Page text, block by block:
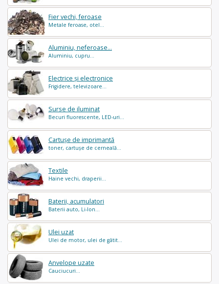
Fier vechi, feroase
Metale feroase, otel...
Aluminiu, neferoase...
Aluminiu, cupru...
Electrice și electronice
Frigidere, televizoare...
Surse de iluminat
Becuri fluorescente, LED-uri...
Cartușe de imprimantă
toner, cartușe de cerneală...
Textile
Haine vechi, draperii...
Baterii, acumulatori
Baterii auto, Li-Ion...
Ulei uzat
Ulei de motor, ulei de gătit...
Anvelope uzate
Cauciucuri...